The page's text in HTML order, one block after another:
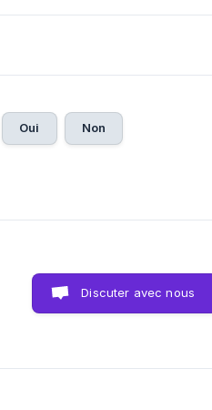
Oui Non
Discuter avec nous